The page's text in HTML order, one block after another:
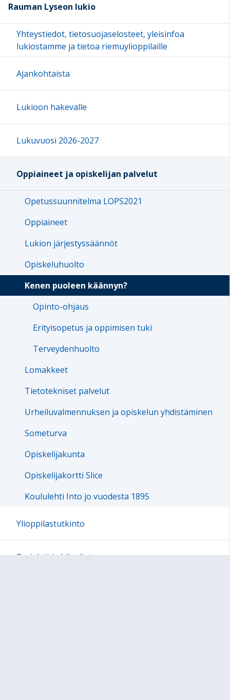
Rauman Lyseon lukio
Yhteystiedot, tietosuojaselosteet, yleisinfoa
lukiostamme ja tietoa riemuylioppilaille
Ajankohtaista
Lukioon hakevalle
Lukuvuosi 2026-2027
Oppiaineet ja opiskelijan palvelut
Opetussuunnitelma LOPS2021
Oppiaineet
Lukion järjestyssäännöt
Opiskeluhuolto
Kenen puoleen käännyn?
Opinto-ohjaus
Erityisopetus ja oppimisen tuki
Terveydenhuolto
Lomakkeet
Tietotekniset palvelut
Urheiluvalmennuksen ja opiskelun yhdistäminen
Someturva
Opiskelijakunta
Opiskelijakortti Slice
Koululehti Into jo vuodesta 1895
Ylioppilastutkinto
Projektit ja kilpailut